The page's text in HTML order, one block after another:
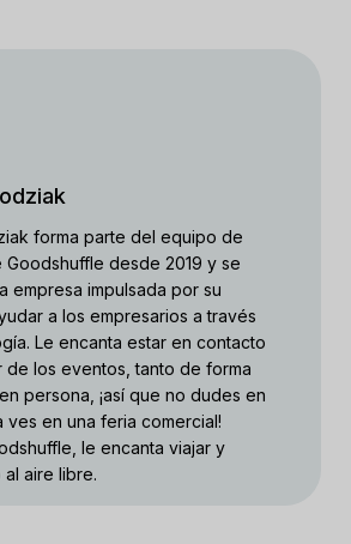
forma parte del equipo de
Goodshuffle desde 2019 y se
empresa impulsada por su
a los empresarios a través
Le encanta estar en contacto
de los eventos, tanto de forma
persona, ¡así que no dudes en
ves en una feria comercial!
le encanta viajar y
aire libre.